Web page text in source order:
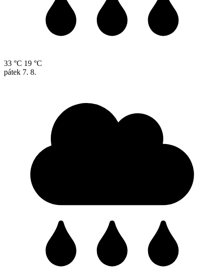
33 °C 19 °C
pátek 7. 8.